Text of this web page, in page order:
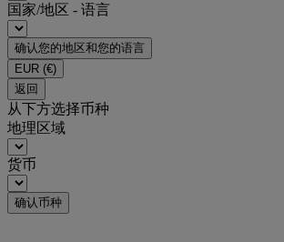
国家/地区 - 语言
确认您的地区和您的语言
EUR (€)
返回
从下方选择币种
地理区域
货币
确认币种